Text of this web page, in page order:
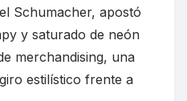
Schumacher, apostó
y saturado de neón
merchandising, una
estilístico frente a